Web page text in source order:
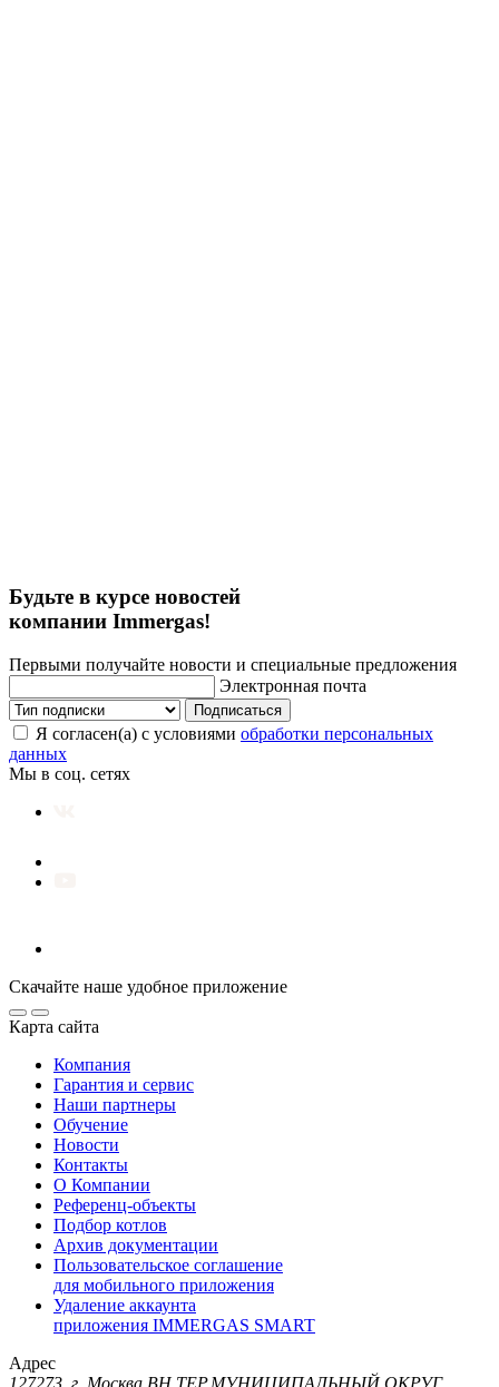
Будьте в курсе новостей
компании Immergas!
Первыми получайте новости и специальные предложения
Электронная почта
Подписаться
Я согласен(а) с условиями обработки персональных
данных
Мы в соц. сетях
Скачайте наше удобное приложение
Карта сайта
Компания
Гарантия и сервис
Наши партнеры
Обучение
Новости
Контакты
О Компании
Референц-объекты
Подбор котлов
Архив документации
Пользовательское соглашение
для мобильного приложения
Удаление аккаунта
приложения IMMERGAS SMART
Адрес
127273, г. Москва ВН.ТЕР.МУНИЦИПАЛЬНЫЙ ОКРУГ